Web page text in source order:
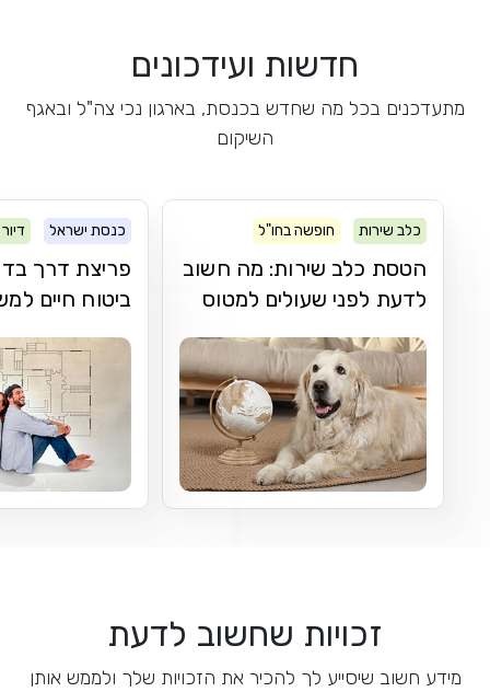
חדשות ועידכונים
מתעדכנים בכל מה שחדש בכנסת, בארגון נכי צה"ל ובאגף
השיקום
כלב שירות חופשה בחו"ל
הטסת כלב שירות: מה חשוב
לדעת לפני שעולים למטוס
כנסת ישראל דיור
פריצת דרך
ביטוח חיים
זכויות שחשוב לדעת
מידע חשוב שיסייע לך להכיר את הזכויות שלך ולממש אותן